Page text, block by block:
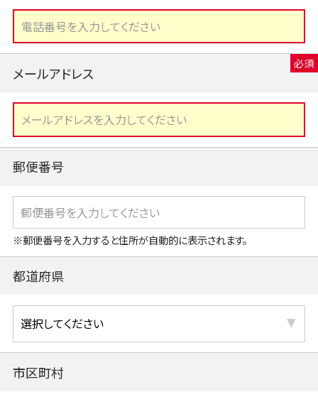
メールアドレス
郵便番号
※郵便番号を入力すると住所が自動的に表示されます。
都道府県
市区町村